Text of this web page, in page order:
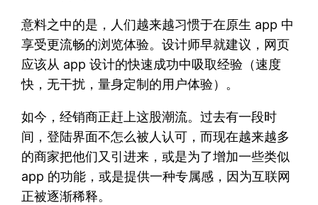
意料之中的是，人们越来越习惯于在原生 app 中
享受更流畅的浏览体验。设计师早就建议，网页
应该从 app 设计的快速成功中吸取经验（速度
快，无干扰，量身定制的用户体验）。
如今，经销商正赶上这股潮流。过去有一段时
间，登陆界面不怎么被人认可，而现在越来越多
的商家把他们又引进来，或是为了增加一些类似
app 的功能，或是提供一种专属感，因为互联网
正被逐渐稀释。